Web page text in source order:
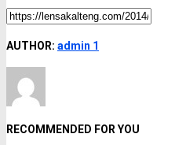
AUTHOR: admin 1
RECOMMENDED FOR YOU